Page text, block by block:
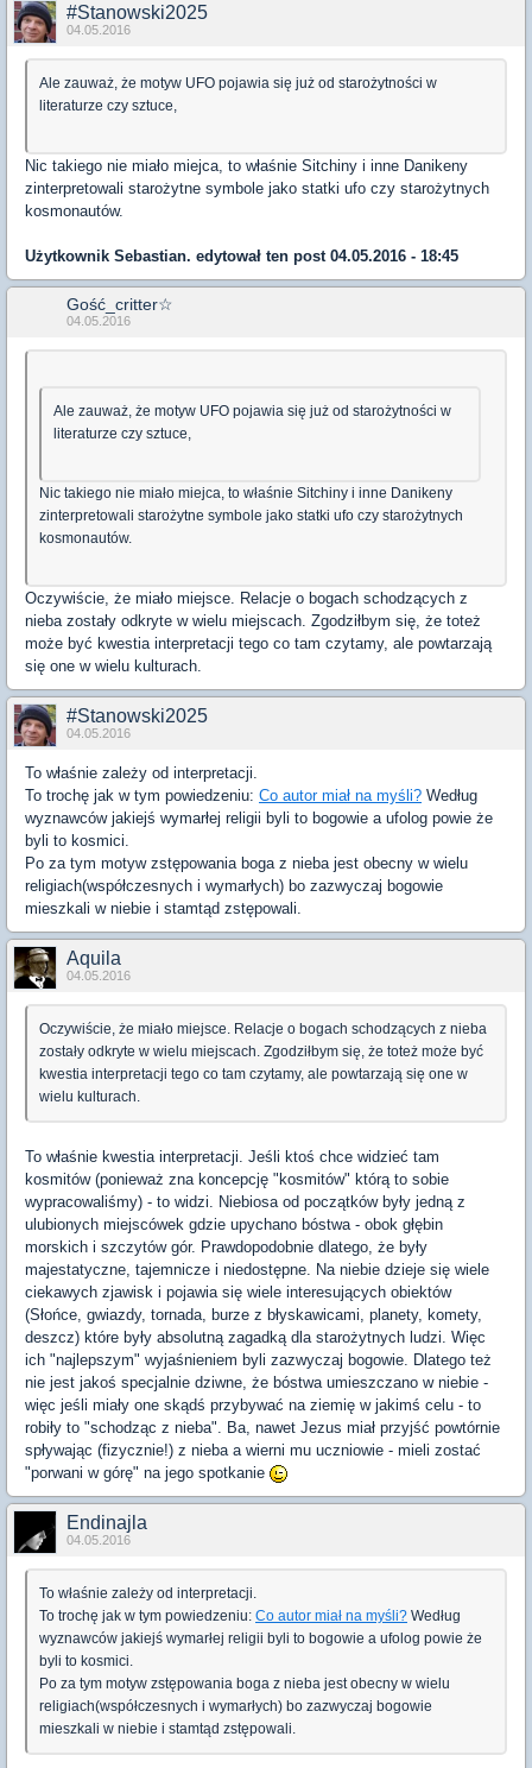
#Stanowski2025
04.05.2016
Ale zauważ, że motyw UFO pojawia się już od starożytności w
literaturze czy sztuce,
Nic takiego nie miało miejca, to właśnie Sitchiny i inne Danikeny
zinterpretowali starożytne symbole jako statki ufo czy starożytnych
kosmonautów.
Użytkownik Sebastian. edytował ten post 04.05.2016 - 18:45
Gość_critter☆
04.05.2016
Ale zauważ, że motyw UFO pojawia się już od starożytności w
literaturze czy sztuce,
Nic takiego nie miało miejca, to właśnie Sitchiny i inne Danikeny
zinterpretowali starożytne symbole jako statki ufo czy starożytnych
kosmonautów.
Oczywiście, że miało miejsce. Relacje o bogach schodzących z
nieba zostały odkryte w wielu miejscach. Zgodziłbym się, że toteż
może być kwestia interpretacji tego co tam czytamy, ale powtarzają
się one w wielu kulturach.
#Stanowski2025
04.05.2016
To właśnie zależy od interpretacji.
To trochę jak w tym powiedzeniu: Co autor miał na myśli? Według
wyznawców jakiejś wymarłej religii byli to bogowie a ufolog powie że
byli to kosmici.
Po za tym motyw zstępowania boga z nieba jest obecny w wielu
religiach(współczesnych i wymarłych) bo zazwyczaj bogowie
mieszkali w niebie i stamtąd zstępowali.
Aquila
04.05.2016
Oczywiście, że miało miejsce. Relacje o bogach schodzących z nieba
zostały odkryte w wielu miejscach. Zgodziłbym się, że toteż może być
kwestia interpretacji tego co tam czytamy, ale powtarzają się one w
wielu kulturach.
To właśnie kwestia interpretacji. Jeśli ktoś chce widzieć tam
kosmitów (ponieważ zna koncepcję "kosmitów" którą to sobie
wypracowaliśmy) - to widzi. Niebiosa od początków były jedną z
ulubionych miejscówek gdzie upychano bóstwa - obok głębin
morskich i szczytów gór. Prawdopodobnie dlatego, że były
majestatyczne, tajemnicze i niedostępne. Na niebie dzieje się wiele
ciekawych zjawisk i pojawia się wiele interesujących obiektów
(Słońce, gwiazdy, tornada, burze z błyskawicami, planety, komety,
deszcz) które były absolutną zagadką dla starożytnych ludzi. Więc
ich "najlepszym" wyjaśnieniem byli zazwyczaj bogowie. Dlatego też
nie jest jakoś specjalnie dziwne, że bóstwa umieszczano w niebie -
więc jeśli miały one skądś przybywać na ziemię w jakimś celu - to
robiły to "schodząc z nieba". Ba, nawet Jezus miał przyjść powtórnie
spływając (fizycznie!) z nieba a wierni mu uczniowie - mieli zostać
"porwani w górę" na jego spotkanie
Endinajla
04.05.2016
To właśnie zależy od interpretacji.
To trochę jak w tym powiedzeniu: Co autor miał na myśli? Według
wyznawców jakiejś wymarłej religii byli to bogowie a ufolog powie że
byli to kosmici.
Po za tym motyw zstępowania boga z nieba jest obecny w wielu
religiach(współczesnych i wymarłych) bo zazwyczaj bogowie
mieszkali w niebie i stamtąd zstępowali.